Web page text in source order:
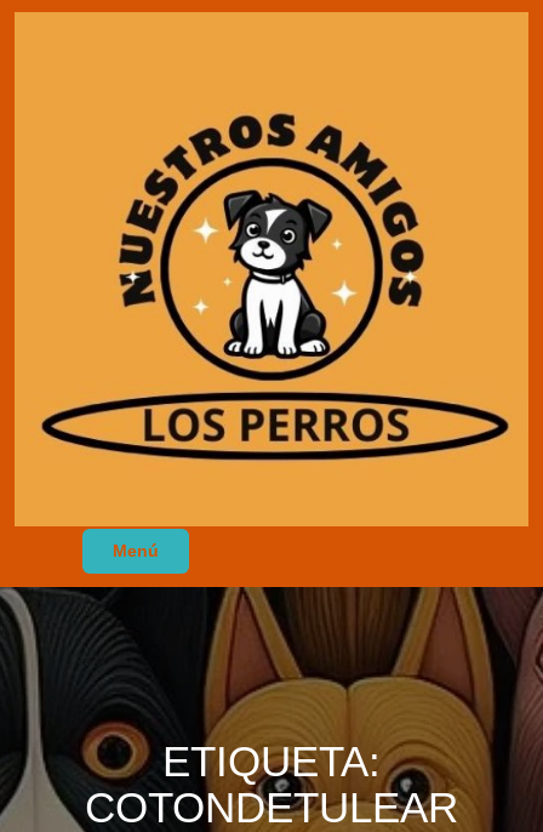
Menú
ETIQUETA:
COTONDETULEAR